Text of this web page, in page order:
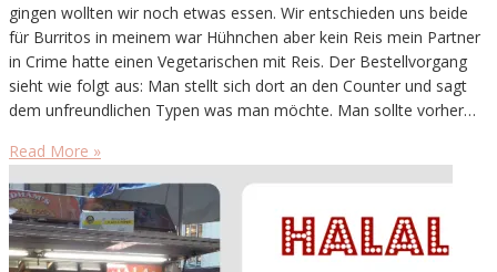
gingen wollten wir noch etwas essen. Wir entschieden uns beide
für Burritos in meinem war Hühnchen aber kein Reis mein Partner
in Crime hatte einen Vegetarischen mit Reis. Der Bestellvorgang
sieht wie folgt aus: Man stellt sich dort an den Counter und sagt
dem unfreundlichen Typen was man möchte. Man sollte vorher…
Read More »